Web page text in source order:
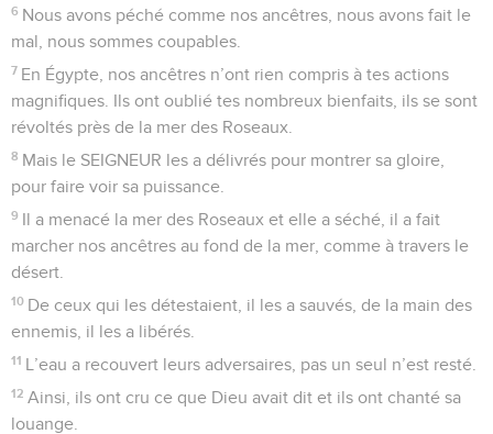
6 Nous avons péché comme nos ancêtres, nous avons fait le
mal, nous sommes coupables.
7 En Égypte, nos ancêtres n’ont rien compris à tes actions
magnifiques. Ils ont oublié tes nombreux bienfaits, ils se sont
révoltés près de la mer des Roseaux.
8 Mais le SEIGNEUR les a délivrés pour montrer sa gloire,
pour faire voir sa puissance.
9 Il a menacé la mer des Roseaux et elle a séché, il a fait
marcher nos ancêtres au fond de la mer, comme à travers le
désert.
10 De ceux qui les détestaient, il les a sauvés, de la main des
ennemis, il les a libérés.
11 L’eau a recouvert leurs adversaires, pas un seul n’est resté.
12 Ainsi, ils ont cru ce que Dieu avait dit et ils ont chanté sa
louange.